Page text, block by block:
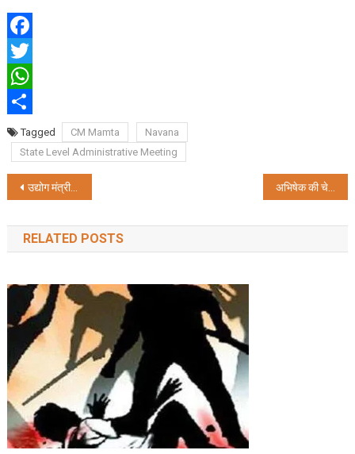
Facebook
Twitter
WhatsApp
ShareTagged CM Mamta
Navana
State Level Administrative Meeting
Post
navigation
उद्योग मंत्री शशि पांजा ने पार्टी की स्थिरता को लेकर उद्योग जगत को किया आश्वस्त अभिषेक की चेतावनी पर तथागत राय ने किया कटाक्ष
RELATED POSTS